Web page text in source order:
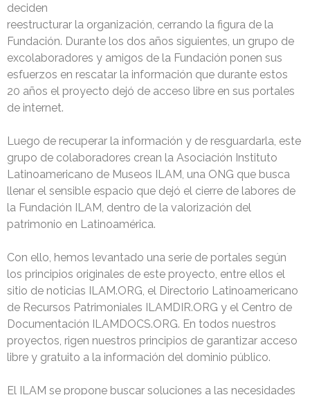
deciden
reestructurar la organización, cerrando la figura de la
Fundación. Durante los dos años siguientes, un grupo de
excolaboradores y amigos de la Fundación ponen sus
esfuerzos en rescatar la información que durante estos
20 años el proyecto dejó de acceso libre en sus portales
de internet.
Luego de recuperar la información y de resguardarla, este
grupo de colaboradores crean la Asociación Instituto
Latinoamericano de Museos ILAM, una ONG que busca
llenar el sensible espacio que dejó el cierre de labores de
la Fundación ILAM, dentro de la valorización del
patrimonio en Latinoamérica.
Con ello, hemos levantado una serie de portales según
los principios originales de este proyecto, entre ellos el
sitio de noticias ILAM.ORG, el Directorio Latinoamericano
de Recursos Patrimoniales ILAMDIR.ORG y el Centro de
Documentación ILAMDOCS.ORG. En todos nuestros
proyectos, rigen nuestros principios de garantizar acceso
libre y gratuito a la información del dominio público.
El ILAM se propone buscar soluciones a las necesidades